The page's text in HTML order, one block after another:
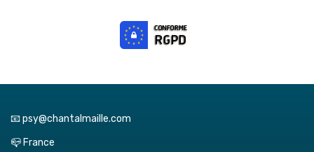
📧 psy@chantalmaille.com
📪 France